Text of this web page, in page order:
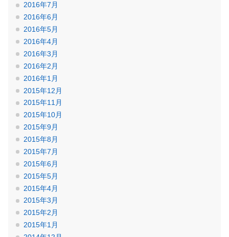
2016年7月
2016年6月
2016年5月
2016年4月
2016年3月
2016年2月
2016年1月
2015年12月
2015年11月
2015年10月
2015年9月
2015年8月
2015年7月
2015年6月
2015年5月
2015年4月
2015年3月
2015年2月
2015年1月